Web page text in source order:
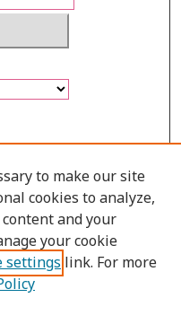
to make our site
cookies to analyze,
and your
your cookie
settings link. For more